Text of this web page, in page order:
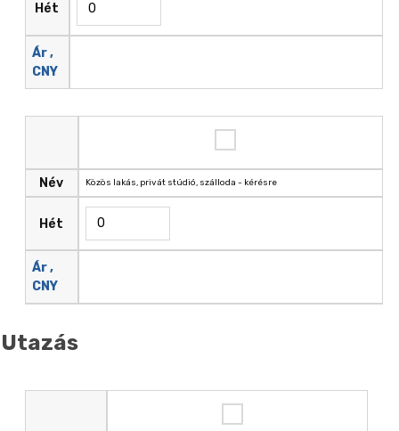
Hét
Ár ,
CNY
Név
Hét
Ár ,
CNY
Közös lakás, privát stúdió, szálloda - kérésre
Utazás